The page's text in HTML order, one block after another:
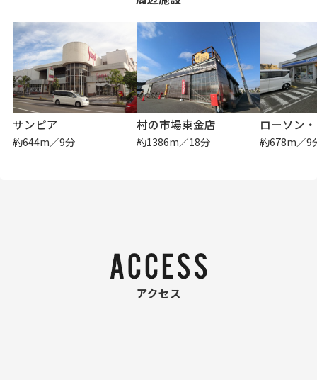
サンピア
約644m／9分
村の市場東金店
約1386m／18分 約678m／9
アクセス